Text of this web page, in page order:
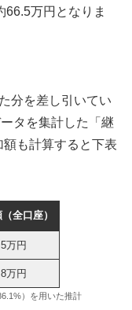
66.5万円となりま
分を差し引いてい
タを集計した「継
も計算すると下表
全口座）
万円
万円
）を用いた推計